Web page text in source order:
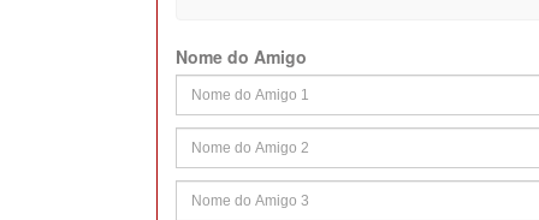
Nome do Amigo